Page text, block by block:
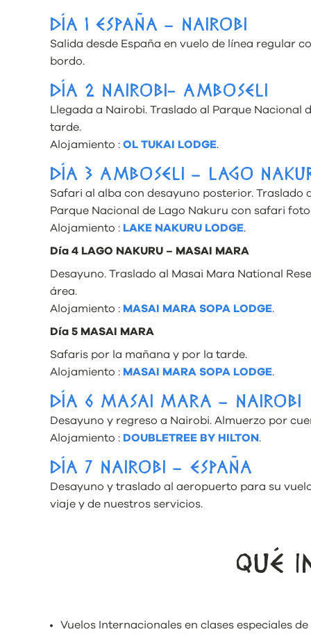
DÍA 1 ESPAÑA – NAIROBI
Salida desde España en vuelo de línea regular
bordo.
DÍA 2 NAIROBI- AMBOSELI
Llegada a Nairobi. Traslado al Parque
tarde.
Alojamiento : OL TUKAI LODGE.
DÍA 3 AMBOSELI – LAGO
Safari al alba con desayuno posterior.
Parque Nacional de Lago Nakuru con safari
Alojamiento : LAKE NAKURU LODGE.
Día 4 LAGO NAKURU – MASAI MARA
Desayuno. Traslado al Masai Mara National
área.
Alojamiento : MASAI MARA SOPA LODGE.
Día 5 MASAI MARA
Safaris por la mañana y por la tarde.
Alojamiento : MASAI MARA SOPA LODGE.
DÍA 6 MASAI MARA – NAIROBI
Desayuno y regreso a Nairobi. Almuerzo por
Alojamiento : DOUBLETREE BY HILTON.
DÍA 7 NAIROBI – ESPAÑA
Desayuno y traslado al aeropuerto para su
viaje y de nuestros servicios.
QUÉ
Vuelos Internacionales en clases especiales